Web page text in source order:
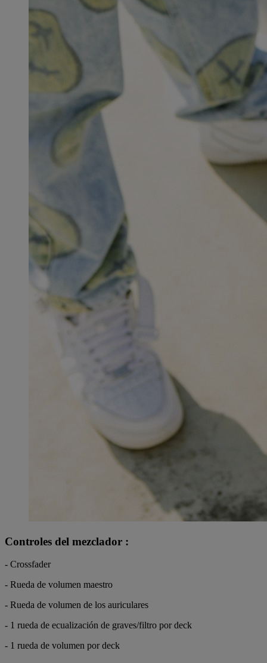
Controles del mezclador :
- Crossfader
- Rueda de volumen maestro
- Rueda de volumen de los auriculares
- 1 rueda de ecualización de graves/filtro por deck
- 1 rueda de volumen por deck